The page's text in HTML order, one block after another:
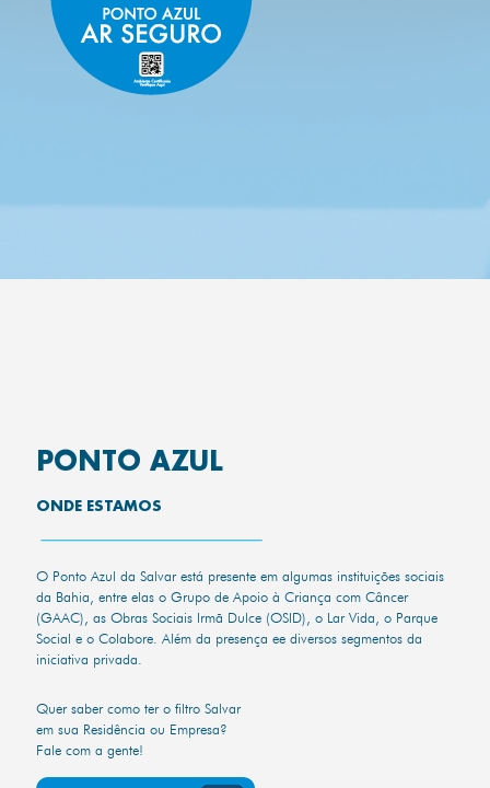
PONTO AZUL
ONDE ESTAMOS
O Ponto Azul da Salvar está presente em algumas instituições sociais
da Bahia, entre elas o Grupo de Apoio à Criança com Câncer
(GAAC), as Obras Sociais Irmã Dulce (OSID), o Lar Vida, o Parque
Social e o Colabore. Além da presença ee diversos segmentos da
iniciativa privada.
Quer saber como ter o filtro Salvar
em sua Residência ou Empresa?
Fale com a gente!